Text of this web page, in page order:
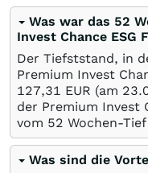
Was war das 52
Invest Chance ESG
Der Tiefststand, in
Premium Invest
127,31 EUR (am
der Premium Invest
vom 52 Wochen-
Was sind die